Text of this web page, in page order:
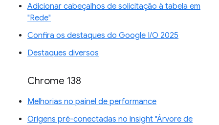
Adicionar cabeçalhos de solicitação à tabela em
"Rede"
Confira os destaques do Google I/O 2025
Destaques diversos
Chrome 138
Melhorias no painel de performance
Origens pré-conectadas no insight "Árvore de